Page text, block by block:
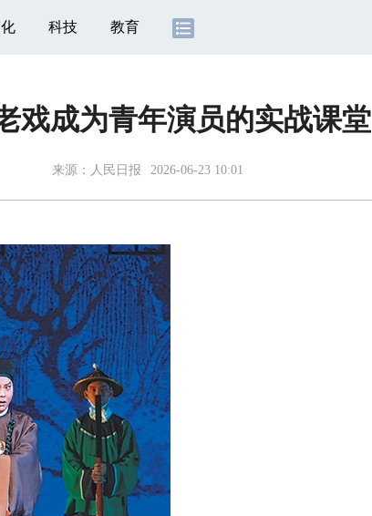
科技 教育
戏成为青年演员的实战课堂
来源： 人民日报 2026-06-23 10:01